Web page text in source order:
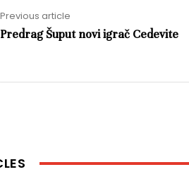
Previous article
Predrag Šuput novi igrač Cedevite